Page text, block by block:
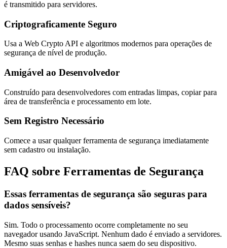
é transmitido para servidores.
Criptograficamente Seguro
Usa a Web Crypto API e algoritmos modernos para operações de
segurança de nível de produção.
Amigável ao Desenvolvedor
Construído para desenvolvedores com entradas limpas, copiar para
área de transferência e processamento em lote.
Sem Registro Necessário
Comece a usar qualquer ferramenta de segurança imediatamente
sem cadastro ou instalação.
FAQ sobre Ferramentas de Segurança
Essas ferramentas de segurança são seguras para
dados sensíveis?
Sim. Todo o processamento ocorre completamente no seu
navegador usando JavaScript. Nenhum dado é enviado a servidores.
Mesmo suas senhas e hashes nunca saem do seu dispositivo.